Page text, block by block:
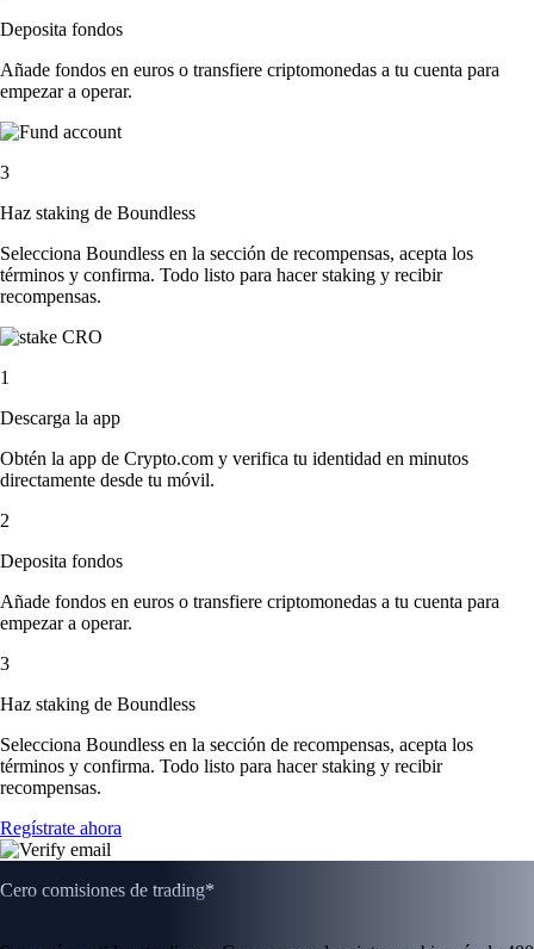
Deposita fondos
Añade fondos en euros o transfiere criptomonedas a tu cuenta para
empezar a operar.
3
Haz staking de Boundless
Selecciona Boundless en la sección de recompensas, acepta los
términos y confirma. Todo listo para hacer staking y recibir
recompensas.
1
Descarga la app
Obtén la app de Crypto.com y verifica tu identidad en minutos
directamente desde tu móvil.
2
Deposita fondos
Añade fondos en euros o transfiere criptomonedas a tu cuenta para
empezar a operar.
3
Haz staking de Boundless
Selecciona Boundless en la sección de recompensas, acepta los
términos y confirma. Todo listo para hacer staking y recibir
recompensas.
Regístrate ahora
Cero comisiones de trading*